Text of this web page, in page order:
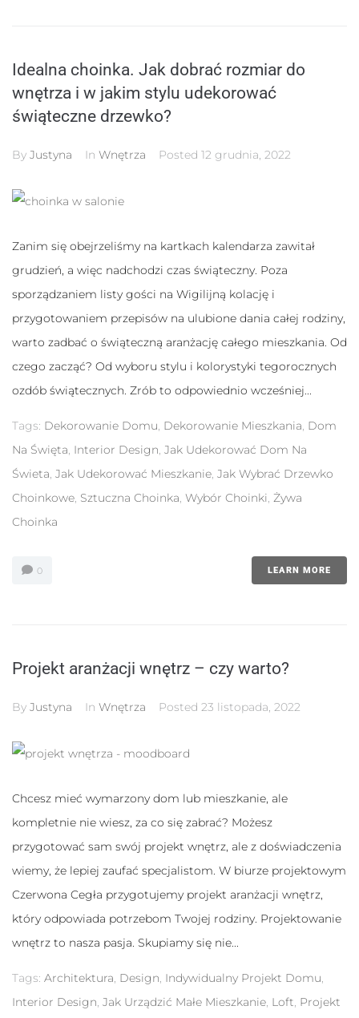
Idealna choinka. Jak dobrać rozmiar do
wnętrza i w jakim stylu udekorować
świąteczne drzewko?
By Justyna In Wnętrza Posted 12 grudnia, 2022
Zanim się obejrzeliśmy na kartkach kalendarza zawitał
grudzień, a więc nadchodzi czas świąteczny. Poza
sporządzaniem listy gości na Wigilijną kolację i
przygotowaniem przepisów na ulubione dania całej rodziny,
warto zadbać o świąteczną aranżację całego mieszkania. Od
czego zacząć? Od wyboru stylu i kolorystyki tegorocznych
ozdób świątecznych. Zrób to odpowiednio wcześniej...
Tags: Dekorowanie Domu, Dekorowanie Mieszkania, Dom
Na Święta, Interior Design, Jak Udekorować Dom Na
Świeta, Jak Udekorować Mieszkanie, Jak Wybrać Drzewko
Choinkowe, Sztuczna Choinka, Wybór Choinki, Żywa
Choinka
0 LEARN MORE
Projekt aranżacji wnętrz – czy warto?
By Justyna In Wnętrza Posted 23 listopada, 2022
Chcesz mieć wymarzony dom lub mieszkanie, ale
kompletnie nie wiesz, za co się zabrać? Możesz
przygotować sam swój projekt wnętrz, ale z doświadczenia
wiemy, że lepiej zaufać specjalistom. W biurze projektowym
Czerwona Cegła przygotujemy projekt aranżacji wnętrz,
który odpowiada potrzebom Twojej rodziny. Projektowanie
wnętrz to nasza pasja. Skupiamy się nie...
Tags: Architektura, Design, Indywidualny Projekt Domu,
Interior Design, Jak Urządzić Małe Mieszkanie, Loft, Projekt